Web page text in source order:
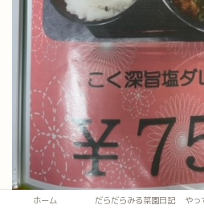
ホーム だらだらみる菜園日記 やっ
やって